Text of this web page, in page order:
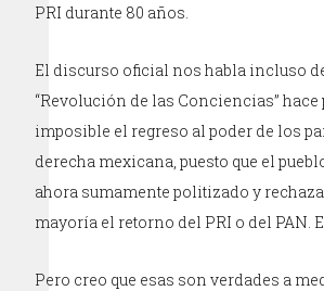
PRI durante 80 años.
El discurso oficial nos habla incluso
“Revolución de las Conciencias” hace
imposible el regreso al poder de los
derecha mexicana, puesto que el
ahora sumamente politizado y
mayoría el retorno del PRI o del PAN.
Pero creo que esas son verdades a